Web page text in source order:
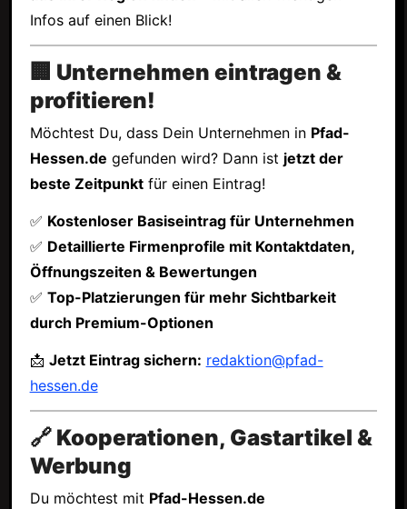
Infos auf einen Blick!
🏢 Unternehmen eintragen &
profitieren!
Möchtest Du, dass Dein Unternehmen in Pfad-
Hessen.de gefunden wird? Dann ist jetzt der
beste Zeitpunktfür einen Eintrag!
✅ Kostenloser Basiseintrag für Unternehmen
✅ Detaillierte Firmenprofile mit Kontaktdaten,
Öffnungszeiten & Bewertungen
✅ Top-Platzierungen für mehr Sichtbarkeit
durch Premium-Optionen
📩 Jetzt Eintrag sichern: redaktion@pfad-
hessen.de
🔗 Kooperationen, Gastartikel &
Werbung
Du möchtest mit Pfad-Hessen.de